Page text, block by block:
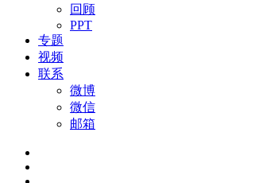
回顾
PPT
专题
视频
联系
微博
微信
邮箱